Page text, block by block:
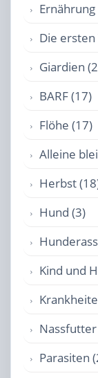
Ernährung
Die
Giardien
BARF (17)
Flöhe (17)
Alleine
Herbst
Hund (3)
Kind und
Parasiten